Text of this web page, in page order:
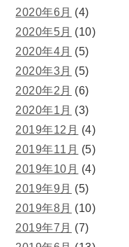
2020年6月 (4)
2020年5月 (10)
2020年4月 (5)
2020年3月 (5)
2020年2月 (6)
2020年1月 (3)
2019年12月 (4)
2019年11月 (5)
2019年10月 (4)
2019年9月 (5)
2019年8月 (10)
2019年7月 (7)